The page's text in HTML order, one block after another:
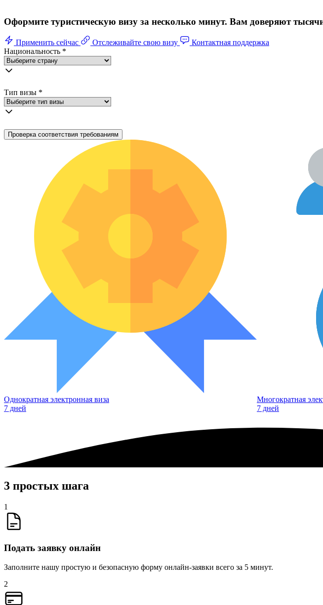
Оформите туристическую визу за несколько минут. Вам доверяют
Применить сейчас Отслеживайте свою визу
Контактная поддержка
Национальность *
Тип визы *
Проверка соответствия требованиям
Однократная электронная виза
7 дней
Многократная
7 дней
3 простых шага
1
Подать заявку онлайн
Заполните нашу простую и безопасную форму онлайн-заявки всего за 5 минут.
2